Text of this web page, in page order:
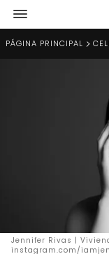
PÁGINA PRINCIPAL
Jennifer Rivas |
instagram.com/